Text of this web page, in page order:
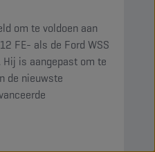
om te voldoen aan
FE- als de Ford WSS
is aangepast om te
de nieuwste